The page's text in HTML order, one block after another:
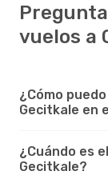
vuelos a
¿Cómo
Gecitkale en
¿Cuándo es
Gecitkale?